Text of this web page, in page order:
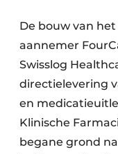
De bouw van
aannemer
Swisslog
directielevering
en
Klinische
begane grond